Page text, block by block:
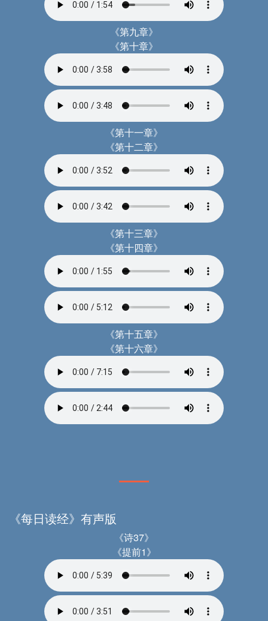
《第九章》
《第十章》
《第十一章》
《第十二章》
《第十三章》
《第十四章》
《第十五章》
《第十六章》
《每日读经》有声版
《诗37》
《提前1》